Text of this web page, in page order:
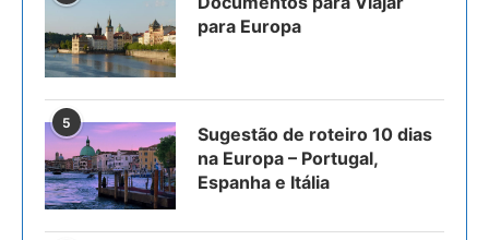
para Europa
5
Sugestão de roteiro 10 dias
na Europa – Portugal,
Espanha e Itália